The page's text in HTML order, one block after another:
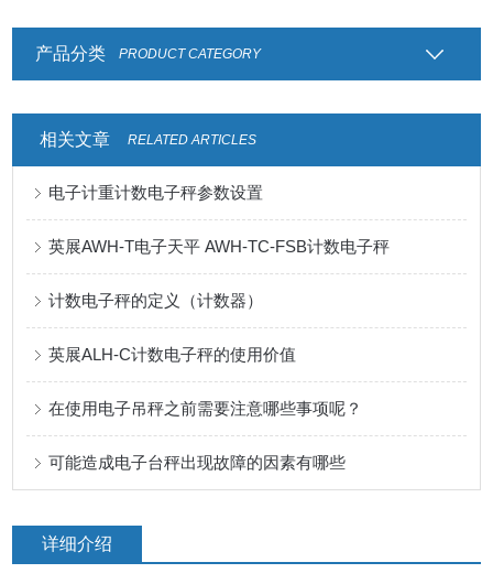
产品分类 PRODUCT CATEGORY
相关文章 RELATED ARTICLES
电子计重计数电子秤参数设置
英展AWH-T电子天平 AWH-TC-FSB计数电子秤
计数电子秤的定义（计数器）
英展ALH-C计数电子秤的使用价值
在使用电子吊秤之前需要注意哪些事项呢？
可能造成电子台秤出现故障的因素有哪些
详细介绍